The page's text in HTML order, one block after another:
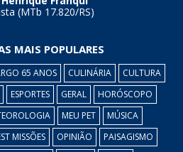
(MTb 17.820/RS)
MAIS POPULARES
65 ANOS CULINÁRIA
CULTURA
ESPORTES GERAL
HORÓSCOPO
MEU PET
MÚSICA
MISSÕES OPINIÃO PAISAGISMO